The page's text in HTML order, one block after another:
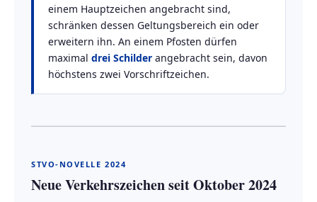
einem Hauptzeichen angebracht sind,
schränken dessen Geltungsbereich ein oder
erweitern ihn. An einem Pfosten dürfen
maximal drei Schilder angebracht sein, davon
höchstens zwei Vorschriftzeichen.
STVO-NOVELLE 2024
Neue Verkehrszeichen seit Oktober 2024